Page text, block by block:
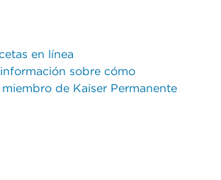
en línea
sobre cómo
de Kaiser Permanente